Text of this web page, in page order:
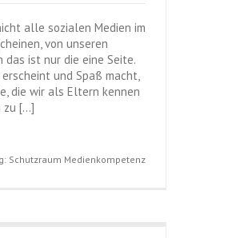
alle sozialen Medien im
von unseren
das ist nur die eine Seite.
und Spaß macht,
die wir als Eltern kennen
zu […]
Schutzraum Medienkompetenz